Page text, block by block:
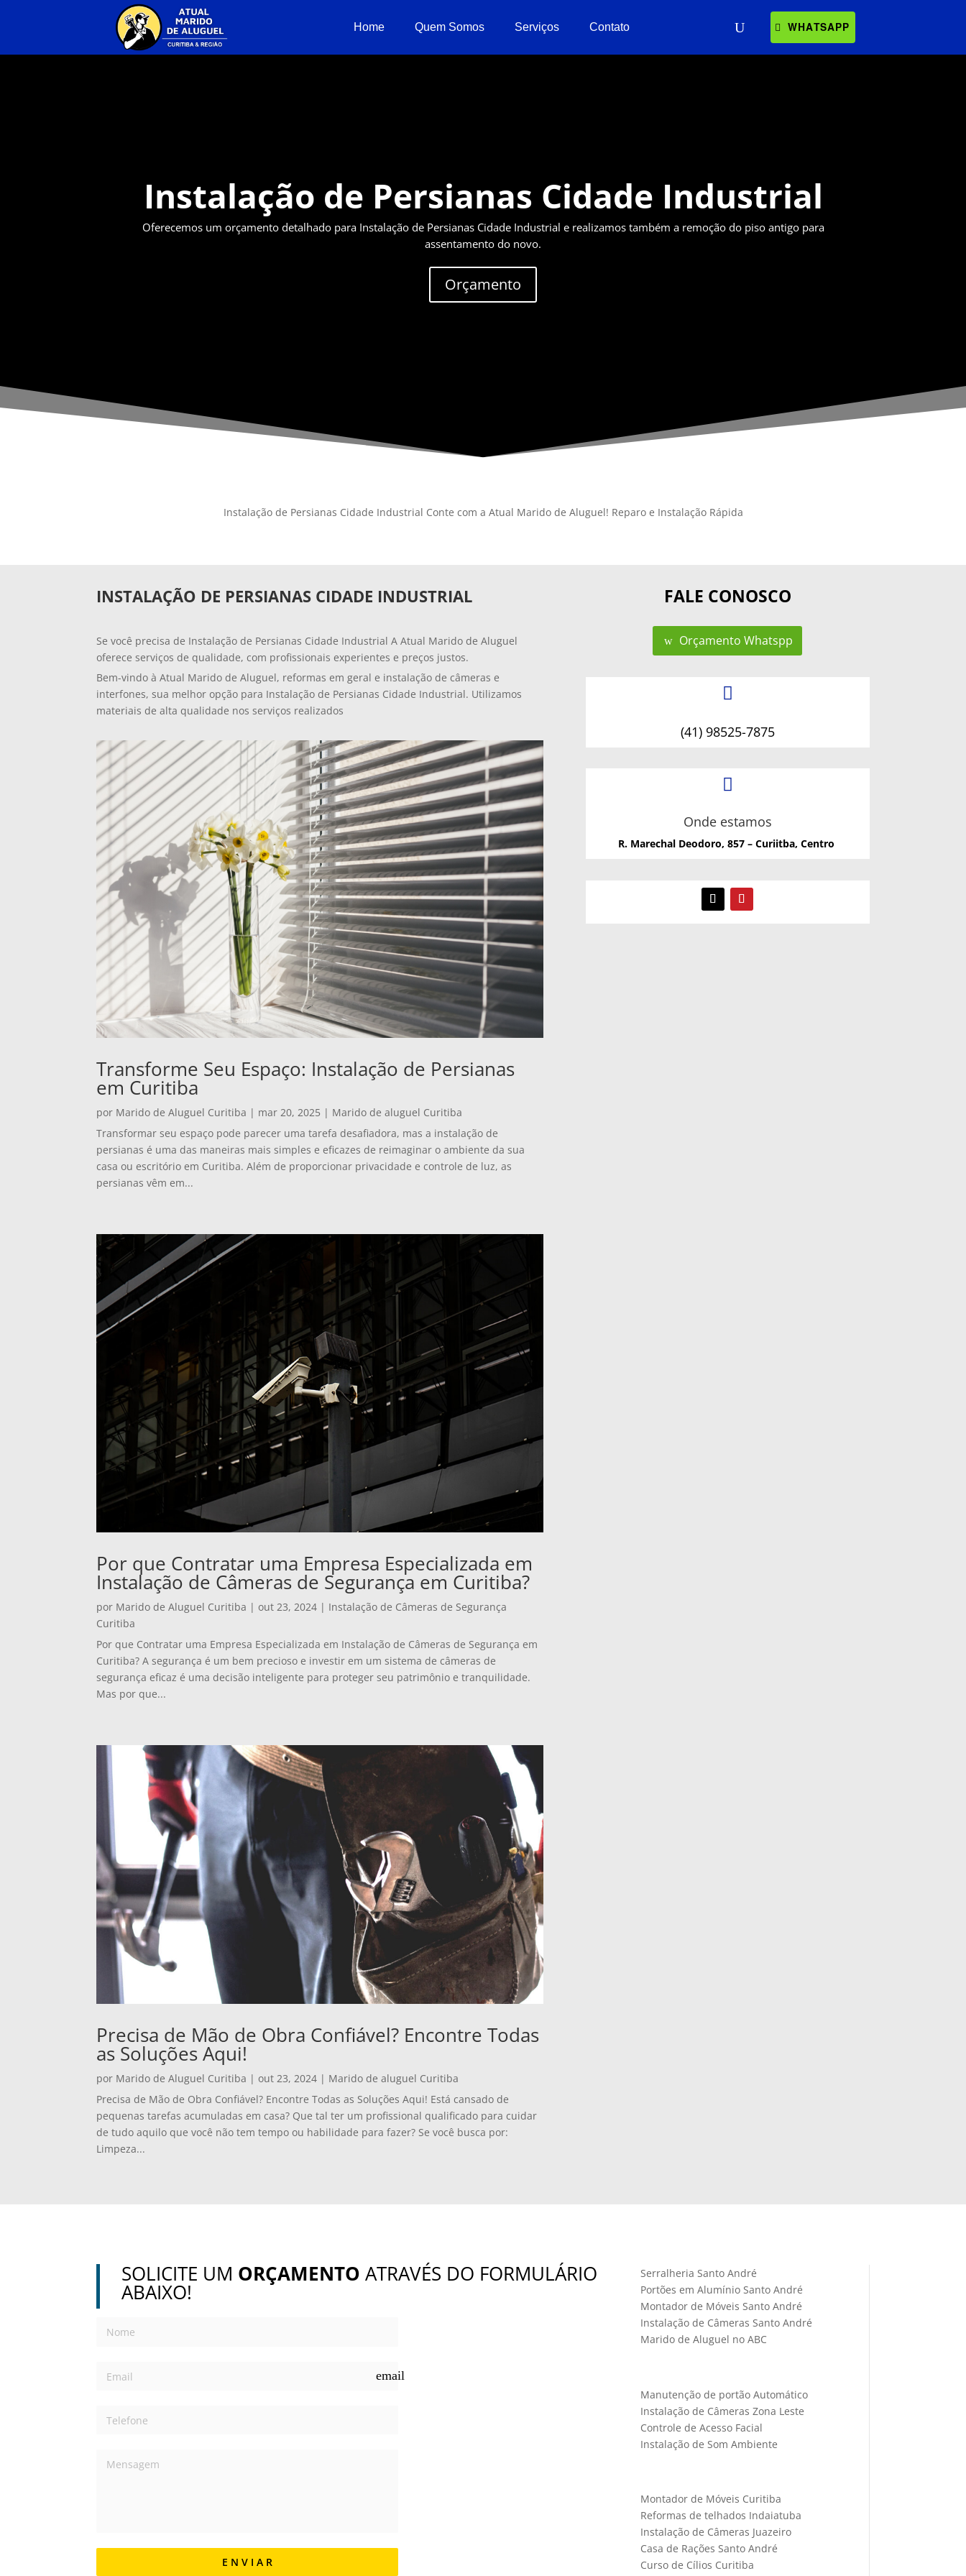
Home Quem Somos Serviços Contato WHATSAPP
Instalação de Persianas Cidade Industrial
Oferecemos um orçamento detalhado para Instalação de Persianas Cidade Industrial e realizamos também a remoção do piso antigo para
assentamento do novo.
Orçamento
Instalação de Persianas Cidade Industrial Conte com a Atual Marido de Aluguel! Reparo e Instalação Rápida
INSTALAÇÃO DE PERSIANAS CIDADE INDUSTRIAL
Se você precisa de Instalação de Persianas Cidade Industrial A Atual Marido de Aluguel
oferece serviços de qualidade, com profissionais experientes e preços justos.
Bem-vindo à Atual Marido de Aluguel, reformas em geral e instalação de câmeras e
interfones, sua melhor opção para Instalação de Persianas Cidade Industrial. Utilizamos
materiais de alta qualidade nos serviços realizados
Transforme Seu Espaço: Instalação de Persianas
em Curitiba
por Marido de Aluguel Curitiba | mar 20, 2025 | Marido de aluguel Curitiba
Transformar seu espaço pode parecer uma tarefa desafiadora, mas a instalação de
persianas é uma das maneiras mais simples e eficazes de reimaginar o ambiente da sua
casa ou escritório em Curitiba. Além de proporcionar privacidade e controle de luz, as
persianas vêm em...
Por que Contratar uma Empresa Especializada em
Instalação de Câmeras de Segurança em Curitiba?
por Marido de Aluguel Curitiba |out 23, 2024 | Instalação de Câmeras de Segurança
Curitiba
Por que Contratar uma Empresa Especializada em Instalação de Câmeras de Segurança em
Curitiba? A segurança é um bem precioso e investir em um sistema de câmeras de
segurança eficaz é uma decisão inteligente para proteger seu patrimônio e tranquilidade.
Mas por que...
Precisa de Mão de Obra Confiável? Encontre Todas
as Soluções Aqui!
por Marido de Aluguel Curitiba |out 23, 2024 | Marido de aluguel Curitiba
Precisa de Mão de Obra Confiável? Encontre Todas as Soluções Aqui! Está cansado de
pequenas tarefas acumuladas em casa? Que tal ter um profissional qualificado para cuidar
de tudo aquilo que você não tem tempo ou habilidade para fazer? Se você busca por:
Limpeza...
FALE CONOSCO
Orçamento Whatspp

(41) 98525-7875

Onde estamos
R. Marechal Deodoro, 857 – Curiitba, Centro
SOLICITE UM ORÇAMENTO ATRAVÉS DO FORMULÁRIO
ABAIXO!
email
E N V I A R
Serralheria Santo André
Portões em Alumínio Santo André
Montador de Móveis Santo André
Instalação de Câmeras Santo André
Marido de Aluguel no ABC
Manutenção de portão Automático
Instalação de Câmeras Zona Leste
Controle de Acesso Facial
Instalação de Som Ambiente
Montador de Móveis Curitiba
Reformas de telhados Indaiatuba
Instalação de Câmeras Juazeiro
Casa de Rações Santo André
Curso de Cílios Curitiba